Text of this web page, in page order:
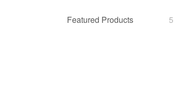
Featured Products 5